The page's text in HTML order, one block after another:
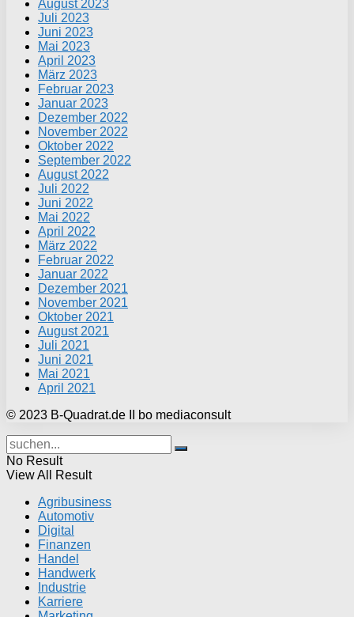
August 2023
Juli 2023
Juni 2023
Mai 2023
April 2023
März 2023
Februar 2023
Januar 2023
Dezember 2022
November 2022
Oktober 2022
September 2022
August 2022
Juli 2022
Juni 2022
Mai 2022
April 2022
März 2022
Februar 2022
Januar 2022
Dezember 2021
November 2021
Oktober 2021
August 2021
Juli 2021
Juni 2021
Mai 2021
April 2021
© 2023 B-Quadrat.de II bo mediaconsult
No Result
View All Result
Agribusiness
Automotiv
Digital
Finanzen
Handel
Handwerk
Industrie
Karriere